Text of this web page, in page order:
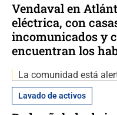
Vendaval en
eléctrica, con
incomunicados y
encuentran los
La comunidad está
Lavado de activos